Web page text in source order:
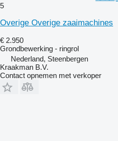
5
Overige Overige zaaimachines
€ 2.950
Grondbewerking - ringrol
Nederland, Steenbergen
Kraakman B.V.
Contact opnemen met verkoper